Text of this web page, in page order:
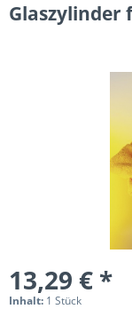
Glaszylinder
13,29 € *
Inhalt: 1 Stück